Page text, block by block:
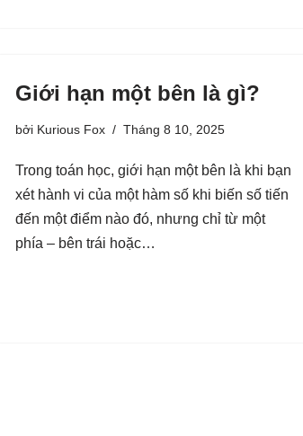
Giới hạn một bên là gì?
bởi Kurious Fox Tháng 8 10, 2025
Trong toán học, giới hạn một bên là khi bạn
xét hành vi của một hàm số khi biến số tiến
đến một điểm nào đó, nhưng chỉ từ một
phía – bên trái hoặc…